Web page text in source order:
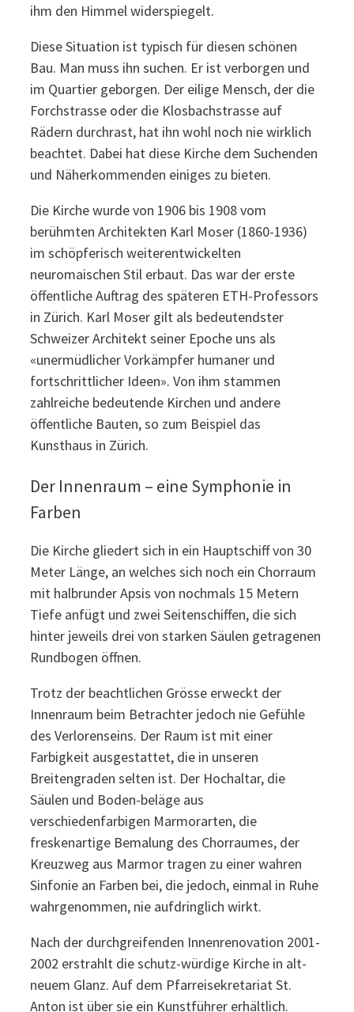
ihm den Himmel widerspiegelt.
Diese Situation ist typisch für diesen schönen
Bau. Man muss ihn suchen. Er ist verborgen und
im Quartier geborgen. Der eilige Mensch, der die
Forchstrasse oder die Klosbachstrasse auf
Rädern durchrast, hat ihn wohl noch nie wirklich
beachtet. Dabei hat diese Kirche dem Suchenden
und Näherkommenden einiges zu bieten.
Die Kirche wurde von 1906 bis 1908 vom
berühmten Architekten Karl Moser (1860-1936)
im schöpferisch weiterentwickelten
neuromaischen Stil erbaut. Das war der erste
öffentliche Auftrag des späteren ETH-Professors
in Zürich. Karl Moser gilt als bedeutendster
Schweizer Architekt seiner Epoche uns als
«unermüdlicher Vorkämpfer humaner und
fortschrittlicher Ideen». Von ihm stammen
zahlreiche bedeutende Kirchen und andere
öffentliche Bauten, so zum Beispiel das
Kunsthaus in Zürich.
Der Innenraum – eine Symphonie in
Farben
Die Kirche gliedert sich in ein Hauptschiff von 30
Meter Länge, an welches sich noch ein Chorraum
mit halbrunder Apsis von nochmals 15 Metern
Tiefe anfügt und zwei Seitenschiffen, die sich
hinter jeweils drei von starken Säulen getragenen
Rundbogen öffnen.
Trotz der beachtlichen Grösse erweckt der
Innenraum beim Betrachter jedoch nie Gefühle
des Verlorenseins. Der Raum ist mit einer
Farbigkeit ausgestattet, die in unseren
Breitengraden selten ist. Der Hochaltar, die
Säulen und Boden-beläge aus
verschiedenfarbigen Marmorarten, die
freskenartige Bemalung des Chorraumes, der
Kreuzweg aus Marmor tragen zu einer wahren
Sinfonie an Farben bei, die jedoch, einmal in Ruhe
wahrgenommen, nie aufdringlich wirkt.
Nach der durchgreifenden Innenrenovation 2001-
2002 erstrahlt die schutz-würdige Kirche in alt-
neuem Glanz. Auf dem Pfarreisekretariat St.
Anton ist über sie ein Kunstführer erhältlich.